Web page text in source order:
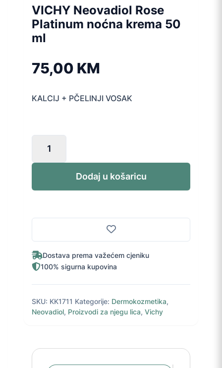
VICHY Neovadiol Rose
Platinum noćna krema 50
ml
75,00 KM
KALCIJ + PČELINJI VOSAK
Neovadiol
Rose
ml
Dodaj u košaricu
Dostava prema važećem cjeniku
100% sigurna kupovina
SKU: KK1711 Kategorije: Dermokozmetika,
Neovadiol, Proizvodi za njegu lica, Vichy